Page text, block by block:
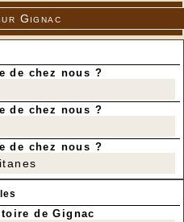
Gignac
de chez nous ?
de chez nous ?
de chez nous ?
de Gignac